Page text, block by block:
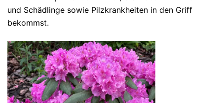
und Schädlinge sowie Pilzkrankheiten in den Griff
bekommst.